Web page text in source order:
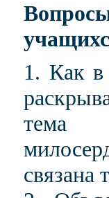
1. Как в
связана